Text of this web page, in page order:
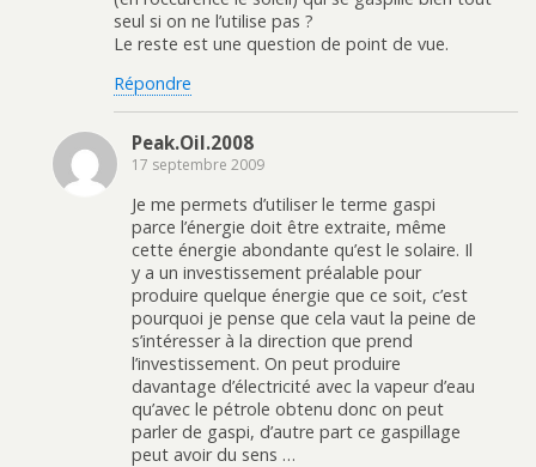
seul si on ne l’utilise pas ?
Le reste est une question de point de vue.
Répondre
Peak.Oil.2008
17 septembre 2009
Je me permets d’utiliser le terme gaspi
parce l’énergie doit être extraite, même
cette énergie abondante qu’est le solaire. Il
y a un investissement préalable pour
produire quelque énergie que ce soit, c’est
pourquoi je pense que cela vaut la peine de
s’intéresser à la direction que prend
l’investissement. On peut produire
davantage d’électricité avec la vapeur d’eau
qu’avec le pétrole obtenu donc on peut
parler de gaspi, d’autre part ce gaspillage
peut avoir du sens …